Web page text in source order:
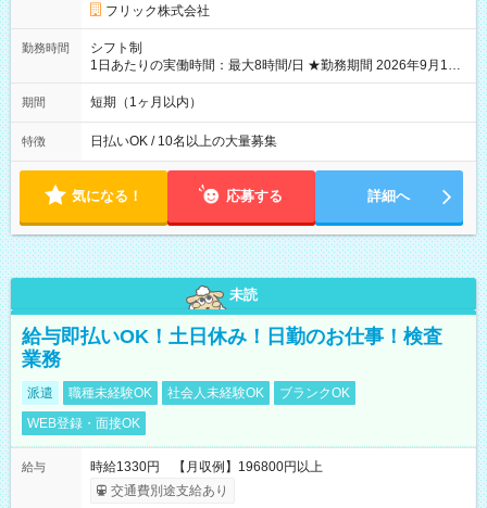
フリック株式会社
勤務時間
シフト制
1日あたりの実働時間：最大8時間/日 ★勤務期間 2026年9月16
日~2026年10月23日 短期勤務OK! 期間中フル勤務できる方優遇
※週3~5日勤務(勤務日数応相談) ※期間前から勤務スタートも可
り ※夜勤シフトあり
期間 短期（1ヶ月以内）
特徴 日払いOK / 10名以上の大量募集
気になる！ 応募する 詳細へ
未読
給与即払いOK！土日休み！日勤のお仕事！検査
業務
派遣 職種未経験OK 社会人未経験OK
ブランクOK
WEB登録・面接OK
給与
時給1330円 【月収例】196800円以上
交通費別途支給あり